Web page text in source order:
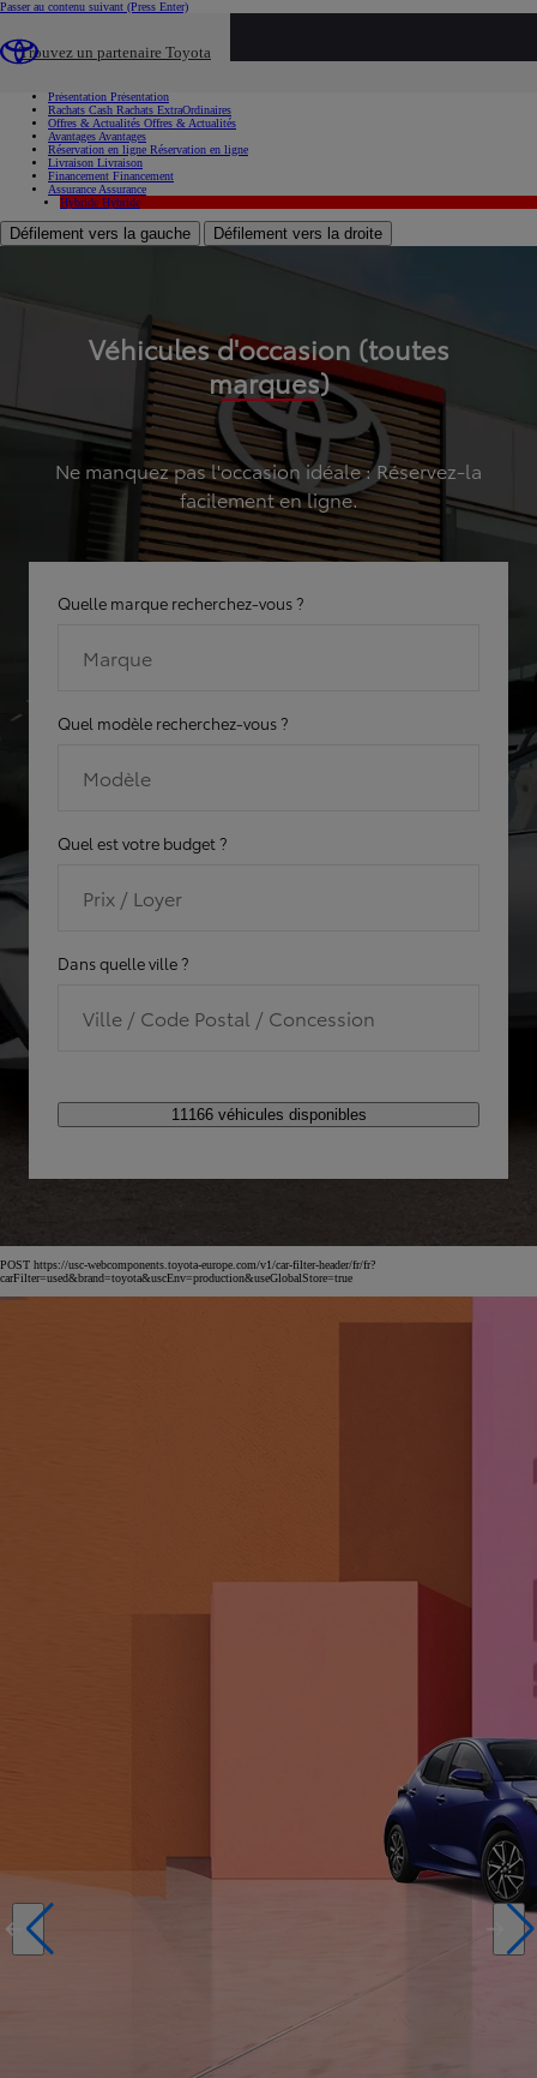
Passer au contenu suivant (Press Enter)
Trouvez un partenaire Toyota
Présentation Présentation
Rachats Cash Rachats ExtraOrdinaires
Offres & Actualités Offres & Actualités
Avantages Avantages
Réservation en ligne Réservation en ligne
Livraison Livraison
Financement Financement
Assurance Assurance
Hybride Hybride
Défilement vers la gauche Défilement vers la droite
Véhicules d'occasion (toutes
marques)
Ne manquez pas l'occasion idéale : Réservez-la
facilement en ligne.
Quelle marque recherchez-vous ?
Marque
Quel modèle recherchez-vous ?
Modèle
Quel est votre budget ?
Prix / Loyer
Dans quelle ville ?
Ville / Code Postal / Concession
11166 véhicules disponibles
POST https://usc-webcomponents.toyota-europe.com/v1/car-filter-header/fr/fr?
carFilter=used&brand=toyota&uscEnv=production&useGlobalStore=true